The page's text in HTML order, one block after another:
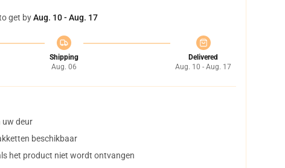
get byAug. 10 - Aug. 17
Shipping
Aug. 06
Delivered
Aug. 10 - Aug. 17
uw deur
beschikbaar
het product niet wordt ontvangen